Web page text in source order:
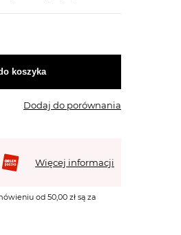
koszyka
Dodaj do porównania
Więcej informacji
od 50,00 zł są za